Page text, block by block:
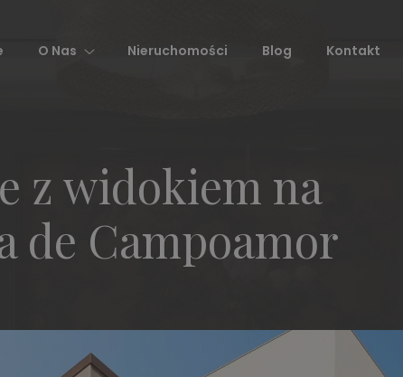
O Nas Nieruchomości Blog Kontakt
z widokiem na
de Campoamor